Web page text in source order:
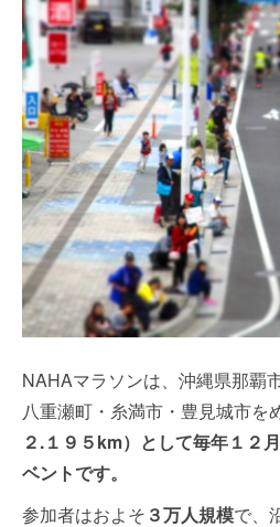
NAHAマラソンは、沖縄県那覇
八重瀬町・糸満市・豊見城市を
２.１９５km） として毎年１２
ベントです。
参加者はおよそ ３万人規模で、